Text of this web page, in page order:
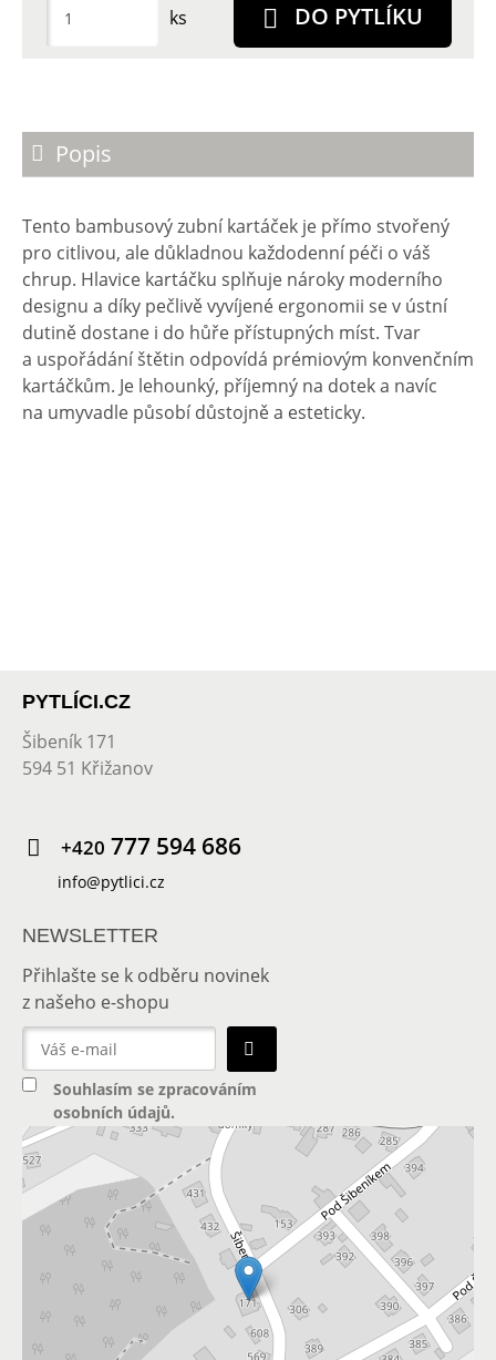
ks DO PYTLÍKU
Popis
Tento bambusový zubní kartáček je přímo stvořený
pro citlivou, ale důkladnou každodenní péči o váš
chrup. Hlavice kartáčku splňuje nároky moderního
designu a díky pečlivě vyvíjené ergonomii se v ústní
dutině dostane i do hůře přístupných míst. Tvar
a uspořádání štětin odpovídá prémiovým konvenčním
kartáčkům. Je lehounký, příjemný na dotek a navíc
na umyvadle působí důstojně a esteticky.
PYTLÍCI.CZ
Šibeník 171
594 51 Křižanov
+420 777 594 686
info@pytlici.cz
NEWSLETTER
Přihlašte se k odběru novinek
z našeho e-shopu
Souhlasím se zpracováním
osobních údajů.